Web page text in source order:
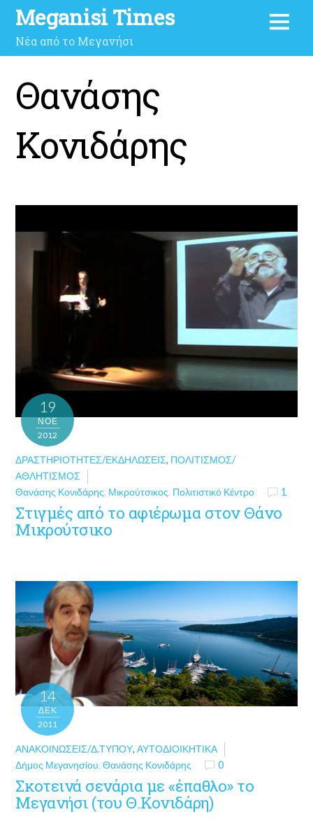
Meganisi Times
Νέα από το Μεγανήσι
Θανάσης
Κονιδάρης
19
ΝΟΈ
2012
ΔΡΑΣΤΗΡΙΌΤΗΤΕΣ/ΕΚΔΗΛΏΣΕΙΣ, ΠΟΛΙΤΙΣΜΌΣ/
ΑΘΛΗΤΙΣΜΌΣ
Θανάσης Κονιδάρης, Μικρούτσικος, Πολιτιστικό Κέντρο 1
Στιγμές από το αφιέρωμα στον Θάνο
Μικρούτσικο
14
ΔΕΚ
2011
ΑΝΑΚΟΙΝΏΣΕΙΣ/Δ.ΤΎΠΟΥ,ΑΥΤΟΔΙΟΙΚΗΤΙΚΆ
Δήμος Μεγανησίου,Θανάσης Κονιδάρης 0
Σκοτεινά σενάρια με «έπαθλο» το
Μεγανήσι (του Θ.Κονιδάρη)